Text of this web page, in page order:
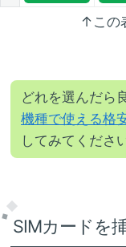
↑この
どれを選んだら
機種で使える格
してみてくださ
SIMカードを